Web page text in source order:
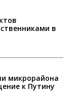
в
микрорайона
к Путину